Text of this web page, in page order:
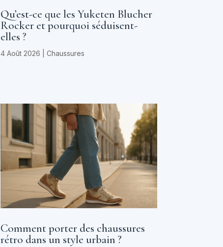
Qu’est-ce que les Yuketen Blucher
Rocker et pourquoi séduisent-
elles ?
4 Août 2026 Chaussures
Comment porter des chaussures
rétro dans un style urbain ?